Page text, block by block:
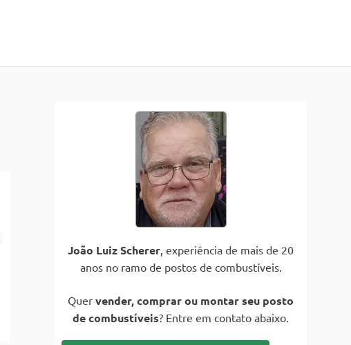
João Luiz Scherer, experiência de mais de 20
anos no ramo de postos de combustíveis.
Quervender, comprar ou montar seu posto
de combustíveis? Entre em contato abaixo.